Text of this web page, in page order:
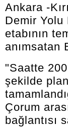
Ankara -
Demir Yolu
etabının
anımsatan
"Saatte
şekilde
Çorum
bağlantısı